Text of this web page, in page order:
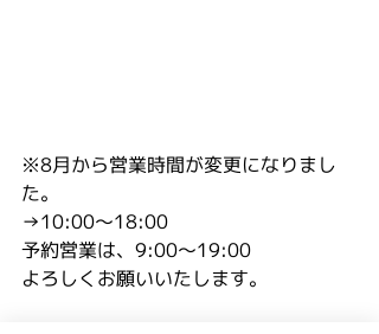
※8月から営業時間が変更になりまし
た。
→10:00〜18:00
予約営業は、9:00〜19:00
よろしくお願いいたします。